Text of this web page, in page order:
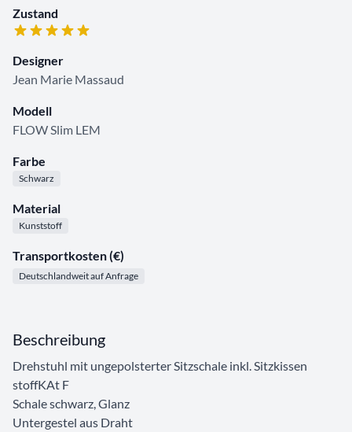
Zustand
Designer
Jean Marie Massaud
Modell
FLOW Slim LEM
Farbe
Schwarz
Material
Kunststoff
Transportkosten (€)
Deutschlandweit auf Anfrage
Beschreibung
Drehstuhl mit ungepolsterter Sitzschale inkl. Sitzkissen
stoffKAt F
Schale schwarz, Glanz
Untergestel aus Draht